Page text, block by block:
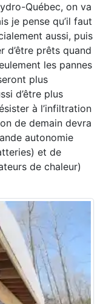
Québec, on va
je pense qu’il faut
aussi, puis
d’être prêts quand
les pannes
plus
d’être plus
à l’infiltration
de demain devra
autonomie
et de
de chaleur)